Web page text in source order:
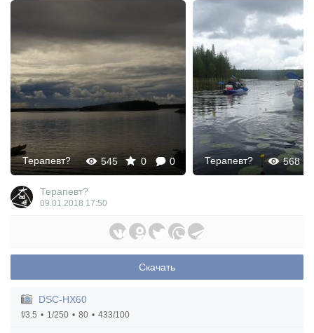
545 0 0
Терапевт? 568
Терапевт?
Терапевт?
09.01.2018 17:50
Скачать
DSC-HX60
f/3.5 1/250 80 433/100